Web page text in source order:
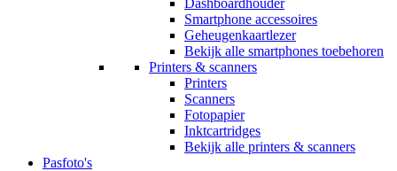
Dashboardhouder
Smartphone accessoires
Geheugenkaartlezer
Bekijk alle smartphones toebehoren
Printers & scanners
Printers
Scanners
Fotopapier
Inktcartridges
Bekijk alle printers & scanners
Pasfoto's